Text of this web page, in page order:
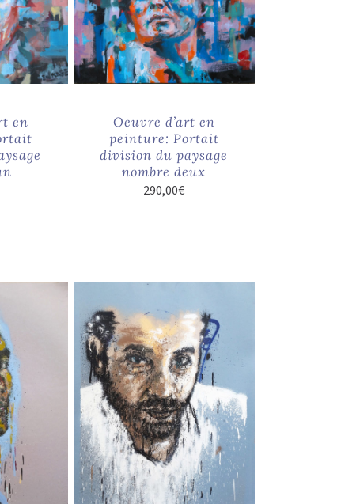
en
Oeuvre d’art en
peinture: Portait
division du paysage
nombre deux
290,00€